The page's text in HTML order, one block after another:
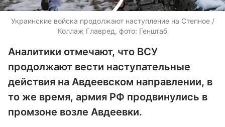
Украинские войска продолжают наступление на Степное /
Коллаж Главред, фото: Генштаб
Аналитики отмечают, что ВСУ
продолжают вести наступательные
действия на Авдеевском направлении, в
то же время, армия РФ продвинулись в
промзоне возле Авдеевки.